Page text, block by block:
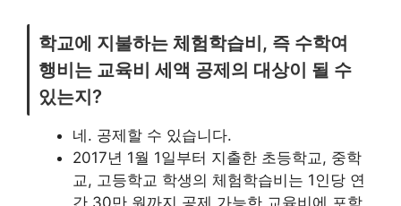
학교에 지불하는 체험학습비, 즉 수학여
행비는 교육비 세액 공제의 대상이 될 수
있는지?
네. 공제할 수 있습니다.
2017년 1월 1일부터 지출한 초등학교, 중학
교, 고등학교 학생의 체험학습비는 1인당 연
간 30만 원까지 공제 가능한 교육비에 포함